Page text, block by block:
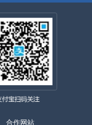
合作网站